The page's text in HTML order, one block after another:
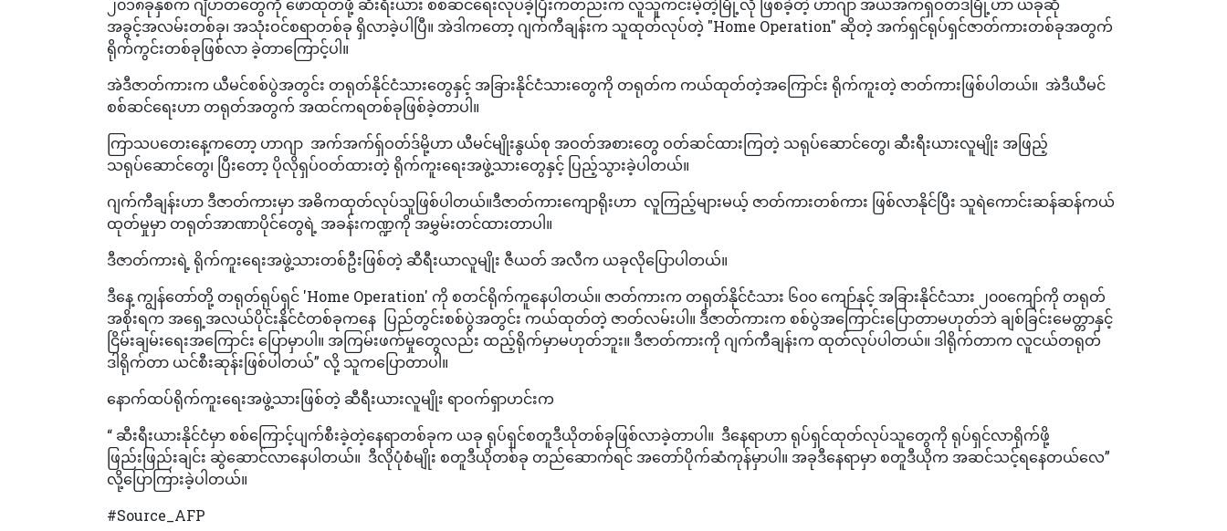
၂၀၁၈ခုနှစ်က ဂျီဟတ်တွေကို ဖော်ထုတ်ဖို့ ဆီးရီးယား စစ်ဆင်ရေးလုပ်ခဲ့ပြီးကတည်းက လူသူကင်းမဲ့တဲ့မြို့လို ဖြစ်ခဲ့တဲ့ ဟာဂျာ အယ်အက်ရှ်ဝတ်ဒ်မြို့ဟာ ယခုဆို
အခွင့်အလမ်းတစ်ခု၊ အသုံးဝင်စရာတစ်ခု ရှိလာခဲ့ပါပြီ။ အဲဒါကတော့ ဂျက်ကီချန်းက သူထုတ်လုပ်တဲ့ "Home Operation" ဆိုတဲ့ အက်ရှင်ရုပ်ရှင်ဇာတ်ကားတစ်ခုအတွက်
ရိုက်ကွင်းတစ်ခုဖြစ်လာ ခဲ့တာကြောင့်ပါ။
အဲဒီဇာတ်ကားက ယီမင်စစ်ပွဲအတွင်း တရုတ်နိုင်ငံသားတွေနှင့် အခြားနိုင်ငံသားတွေကို တရုတ်က ကယ်ထုတ်တဲ့အကြောင်း ရိုက်ကူးတဲ့ ဇာတ်ကားဖြစ်ပါတယ်။ အဲဒီယီမင်
စစ်ဆင်ရေးဟာ တရုတ်အတွက် အထင်ကရတစ်ခုဖြစ်ခဲ့တာပါ။
ကြာသပတေးနေ့ကတော့ ဟာဂျာ အက်အက်ရှ်ဝတ်ဒ်မို့ဟာ ယီမင်မျိုးနွယ်စု အဝတ်အစားတွေ ဝတ်ဆင်ထားကြတဲ့ သရုပ်ဆောင်တွေ၊ ဆီးရီးယားလူမျိုး အဖြည့်
သရုပ်ဆောင်တွေ၊ ပြီးတော့ ပိုလိုရှပ်ဝတ်ထားတဲ့ ရိုက်ကူးရေးအဖွဲ့သားတွေနှင့် ပြည့်သွားခဲ့ပါတယ်။
ဂျက်ကီချန်းဟာ ဒီဇာတ်ကားမှာ အဓိကထုတ်လုပ်သူဖြစ်ပါတယ်။ဒီဇာတ်ကားကျောရိုးဟာ လူကြည့်များမယ့် ဇာတ်ကားတစ်ကား ဖြစ်လာနိုင်ပြီး သူရဲကောင်းဆန်ဆန်ကယ်
ထုတ်မှုမှာ တရုတ်အာဏာပိုင်တွေရဲ့ အခန်းကဏ္ဍကို အမွှမ်းတင်ထားတာပါ။
ဒီဇာတ်ကားရဲ့ ရိုက်ကူးရေးအဖွဲ့သားတစ်ဦးဖြစ်တဲ့ ဆီရီးယာလူမျိုး ဇီယတ် အလီက ယခုလိုပြောပါတယ်။
ဒီနေ့ ကျွန်တော်တို့ တရုတ်ရုပ်ရှင် 'Home Operation' ကို စတင်ရိုက်ကူနေပါတယ်။ ဇာတ်ကားက တရုတ်နိုင်ငံသား ၆၀၀ ကျော်နှင့် အခြားနိုင်ငံသား ၂၀၀ကျော်ကို တရုတ်
အစိုးရက အရှေ့အလယ်ပိုင်းနိုင်ငံတစ်ခုကနေ ပြည်တွင်းစစ်ပွဲအတွင်း ကယ်ထုတ်တဲ့ ဇာတ်လမ်းပါ။ ဒီဇာတ်ကားက စစ်ပွဲအကြောင်းပြောတာမဟုတ်ဘဲ ချစ်ခြင်းမေတ္တာနှင့်
ငြိမ်းချမ်းရေးအကြောင်း ပြောမှာပါ။ အကြမ်းဖက်မှုတွေလည်း ထည့်ရိုက်မှာမဟုတ်ဘူး။ ဒီဇာတ်ကားကို ဂျက်ကီချန်းက ထုတ်လုပ်ပါတယ်။ ဒါရိုက်တာက လူငယ်တရုတ်
ဒါရိုက်တာ ယင်စီးဆုန်းဖြစ်ပါတယ်” လို့ သူကပြောတာပါ။
နောက်ထပ်ရိုက်ကူးရေးအဖွဲ့သားဖြစ်တဲ့ ဆီရီးယားလူမျိုး ရာဝက်ရှာဟင်းက
“ ဆီးရီးယားနိုင်ငံမှာ စစ်ကြောင့်ပျက်စီးခဲ့တဲ့နေရာတစ်ခုက ယခု ရုပ်ရှင်စတူဒီယိုတစ်ခုဖြစ်လာခဲ့တာပါ။ ဒီနေရာဟာ ရုပ်ရှင်ထုတ်လုပ်သူတွေကို ရုပ်ရှင်လာရိုက်ဖို့
ဖြည်းဖြည်းချင်း ဆွဲဆောင်လာနေပါတယ်။ ဒီလိုပုံစံမျိုး စတူဒီယိုတစ်ခု တည်ဆောက်ရင် အတော်ပိုက်ဆံကုန်မှာပါ။ အခုဒီနေရာမှာ စတူဒီယိုက အဆင်သင့်ရနေတယ်လေ”
လို့ပြောကြားခဲ့ပါတယ်။
#Source_AFP